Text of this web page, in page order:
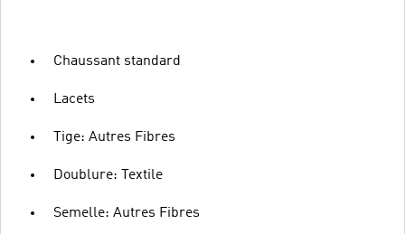
Chaussant standard
Lacets
Tige: Autres Fibres
Doublure: Textile
Semelle: Autres Fibres